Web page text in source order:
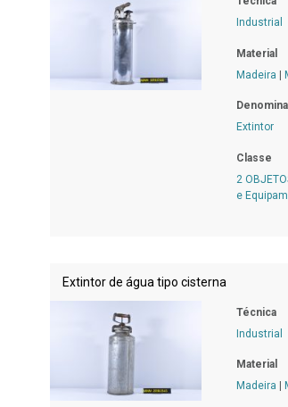
Industrial
Material
Madeira |
Extintor
Classe
2
e
Extintor de água tipo cisterna
Técnica
Industrial
Material
Madeira